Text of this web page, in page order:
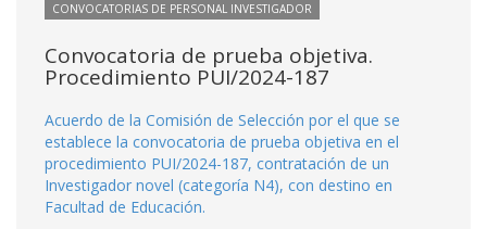
CONVOCATORIAS DE PERSONAL INVESTIGADOR
Convocatoria de prueba objetiva.
Procedimiento PUI/2024-187
Acuerdo de la Comisión de Selección por el que se
establece la convocatoria de prueba objetiva en el
procedimiento PUI/2024-187, contratación de un
Investigador novel (categoría N4), con destino en
Facultad de Educación.